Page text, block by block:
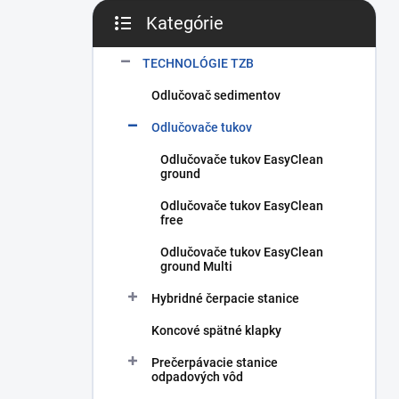
Preskočiť kategórie
Kategórie
TECHNOLÓGIE TZB
Odlučovač sedimentov
Odlučovače tukov
Odlučovače tukov EasyClean
ground
Odlučovače tukov EasyClean
free
Odlučovače tukov EasyClean
ground Multi
Hybridné čerpacie stanice
Koncové spätné klapky
Prečerpávacie stanice
odpadových vôd